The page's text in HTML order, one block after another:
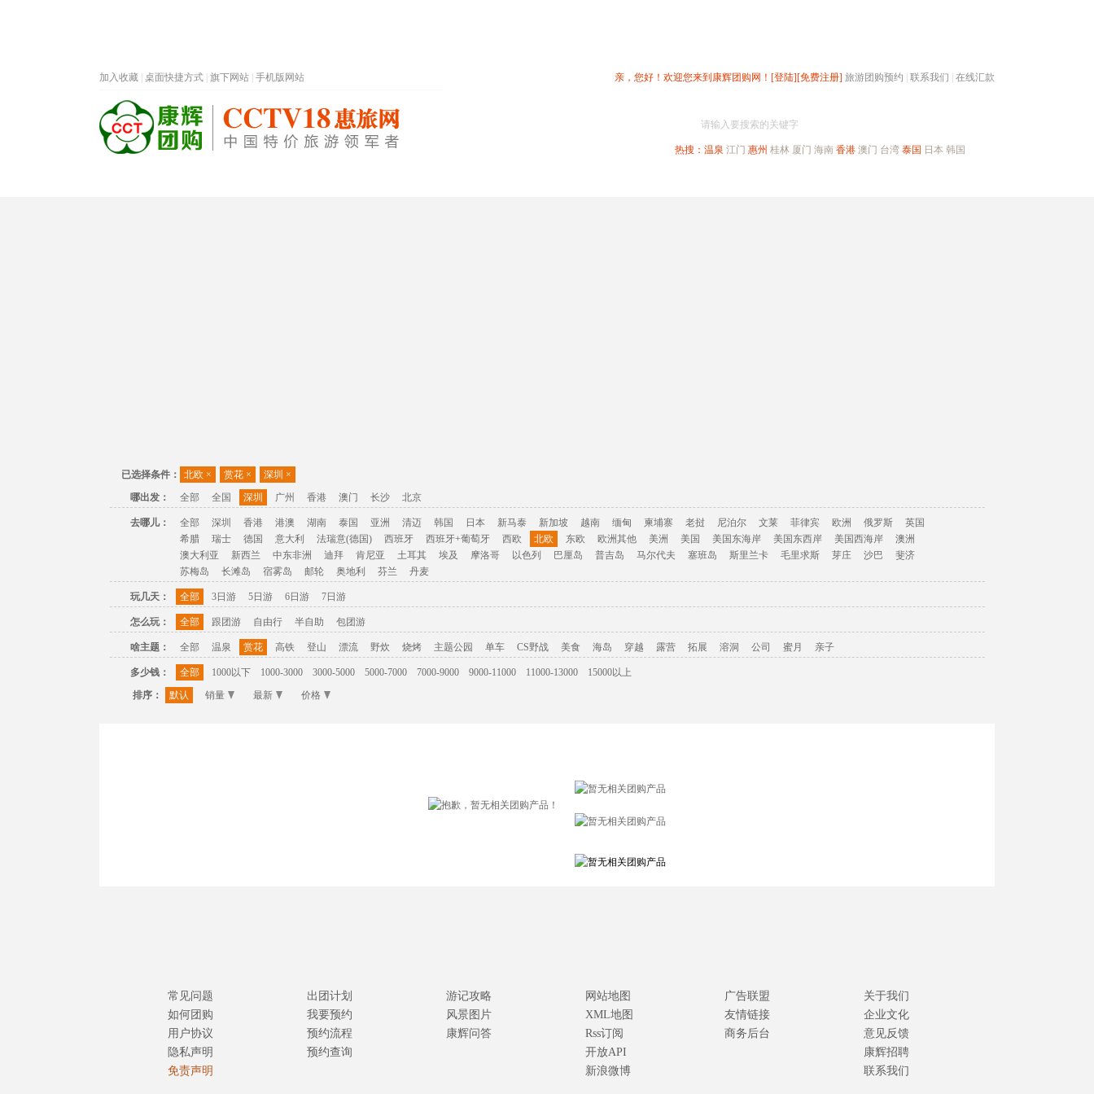
亲，您好！欢迎您来到康辉团购网！ [登陆][免费注册] 旅游团购预约 联系我们 在线汇款
加入收藏 桌面快捷方式 旗下网站 手机版网站
请输入要搜索的关键字
热搜： 温泉 江门 惠州 桂林 厦门 海南 香港 澳门 台湾 泰国 日本 韩国
已选择条件： 北欧 × 赏花 × 深圳 ×
哪出发：
全部 全国 深圳 广州 香港 澳门 长沙 北京
去哪儿： 全部 深圳 香港 港澳 湖南 泰国 亚洲 清迈 韩国 日本 新马泰 新加坡 越南 缅甸 柬埔寨 老挝 尼泊尔 文莱 菲律宾 欧洲 俄罗斯
英国
希腊
瑞士 德国 意大利 法瑞意(德国) 西班牙 西班牙+葡萄牙 西欧 北欧 东欧 欧洲其他 美洲 美国 美国东海岸 美国东西岸 美国西海岸
澳洲
澳大利亚
新西兰 中东非洲 迪拜 肯尼亚 土耳其 埃及 摩洛哥 以色列 巴厘岛 普吉岛 马尔代夫 塞班岛 斯里兰卡 毛里求斯 芽庄 沙巴
斐济
苏梅岛
长滩岛 宿雾岛 邮轮 奥地利 芬兰 丹麦
玩几天： 全部 3日游 5日游 6日游 7日游
怎么玩： 全部 跟团游 自由行 半自助 包团游
啥主题： 全部 温泉 赏花 高铁 登山 漂流 野炊 烧烤 主题公园 单车 CS野战 美食 海岛 穿越 露营 拓展 溶洞 公司 蜜月 亲子
多少钱： 全部 1000以下 1000-3000 3000-5000 5000-7000 7000-9000 9000-11000 11000-13000
15000以上
排序：
默认 销量 最新 价格
常见问题
如何团购
用户协议
隐私声明
免责声明
出团计划
我要预约
预约流程
预约查询
游记攻略
风景图片
康辉问答
网站地图
XML地图
Rss订阅
开放API
新浪微博
广告联盟
友情链接
商务后台
关于我们
企业文化
意见反馈
康辉招聘
联系我们